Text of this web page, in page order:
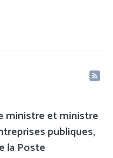
ministre et ministre
publiques,
la Poste